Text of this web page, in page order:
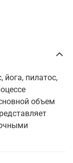
йога, пилатос,
объем